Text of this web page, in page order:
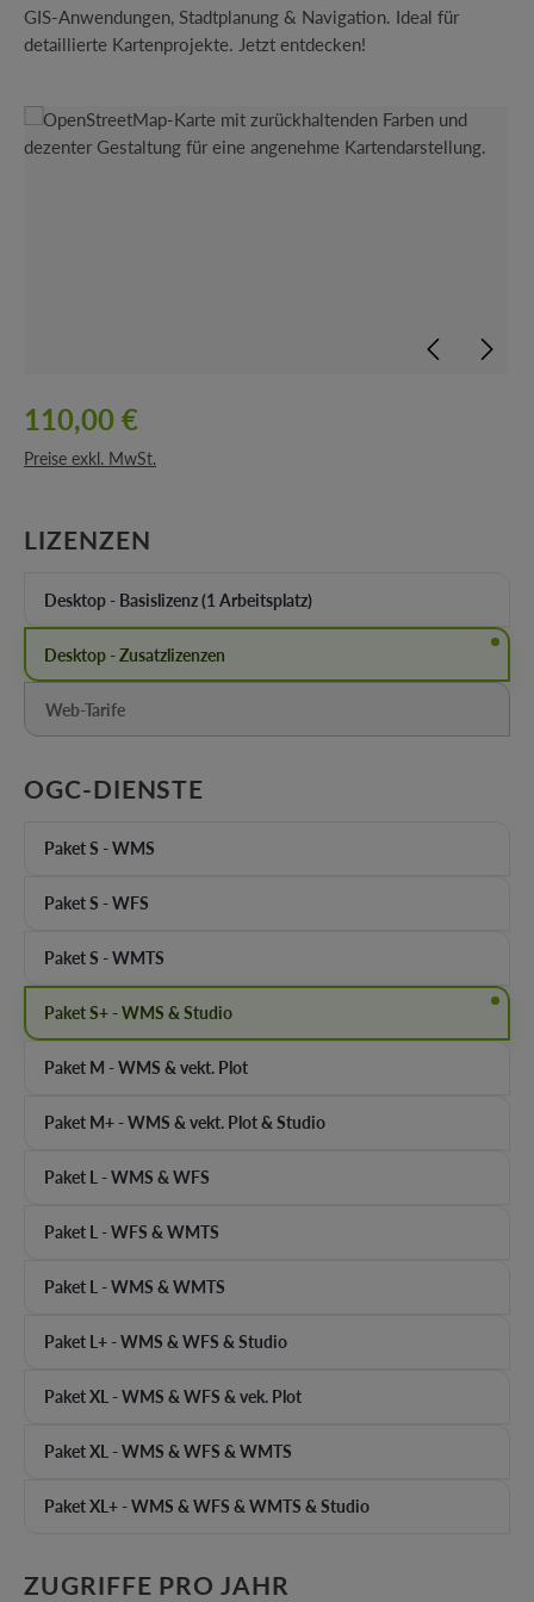
GIS-Anwendungen, Stadtplanung & Navigation. Ideal für
detaillierte Kartenprojekte. Jetzt entdecken!
Bildergalerie überspringen
110,00 €
Preise exkl. MwSt.
LIZENZEN
Desktop - Basislizenz (1 Arbeitsplatz)
Desktop - Zusatzlizenzen
Web-Tarife
(Diese Option ist zurzeit nicht verfügbar.)
OGC-DIENSTE
Paket S - WMS
Paket S - WFS
Paket S - WMTS
Paket S+ - WMS & Studio
Paket M - WMS & vekt. Plot
Paket M+ - WMS & vekt. Plot & Studio
Paket L - WMS & WFS
Paket L - WFS & WMTS
Paket L - WMS & WMTS
Paket L+ - WMS & WFS & Studio
Paket XL - WMS & WFS & vek. Plot
Paket XL - WMS & WFS & WMTS
Paket XL+ - WMS & WFS & WMTS & Studio
ZUGRIFFE PRO JAHR